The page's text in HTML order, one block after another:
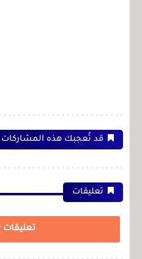
قد تُعجبك هذه المشاركات
تعليقات
تعليقات Blogger